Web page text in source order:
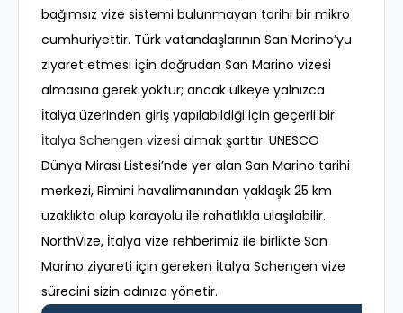
bağımsız vize sistemi bulunmayan tarihi bir mikro
cumhuriyettir. Türk vatandaşlarının San Marino’yu
ziyaret etmesi için doğrudan San Marino vizesi
almasına gerek yoktur; ancak ülkeye yalnızca
İtalya üzerinden giriş yapılabildiği için geçerli bir
İtalya Schengen vizesi almak şarttır. UNESCO
Dünya Mirası Listesi’nde yer alan San Marino tarihi
merkezi, Rimini havalimanından yaklaşık 25 km
uzaklıkta olup karayolu ile rahatlıkla ulaşılabilir.
NorthVize, İtalya vize rehberimiz ile birlikte San
Marino ziyareti için gereken İtalya Schengen vize
sürecini sizin adınıza yönetir.